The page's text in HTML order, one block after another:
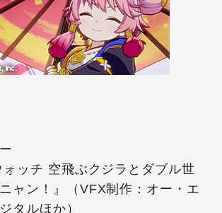
ォッチ 空飛ぶクジラとダブル世
ャン！』（VFX制作：オー・エ
タルほか）